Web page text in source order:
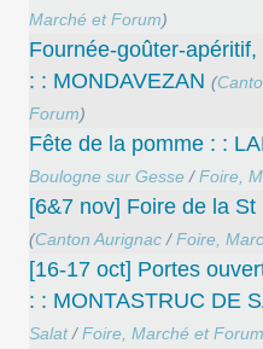
Marché et Forum)
Fournée-goûter-
: : MONDAVEZAN (
Forum)
Fête de la pomme : :
Boulogne sur Gesse /Foire,
[6&7 nov] Foire de la
(Canton Aurignac /Foire,
[16-17 oct] Portes
: : MONTASTRUC DE
Salat/Foire, Marché et Forum